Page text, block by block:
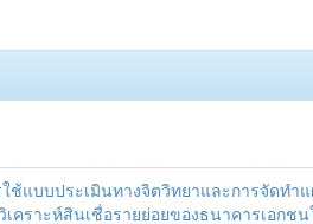
ช้แบบประเมินทางจิตวิทยาและการจัดทำ
คราะห์สินเชื่อรายย่อยของธนาคารเอกช